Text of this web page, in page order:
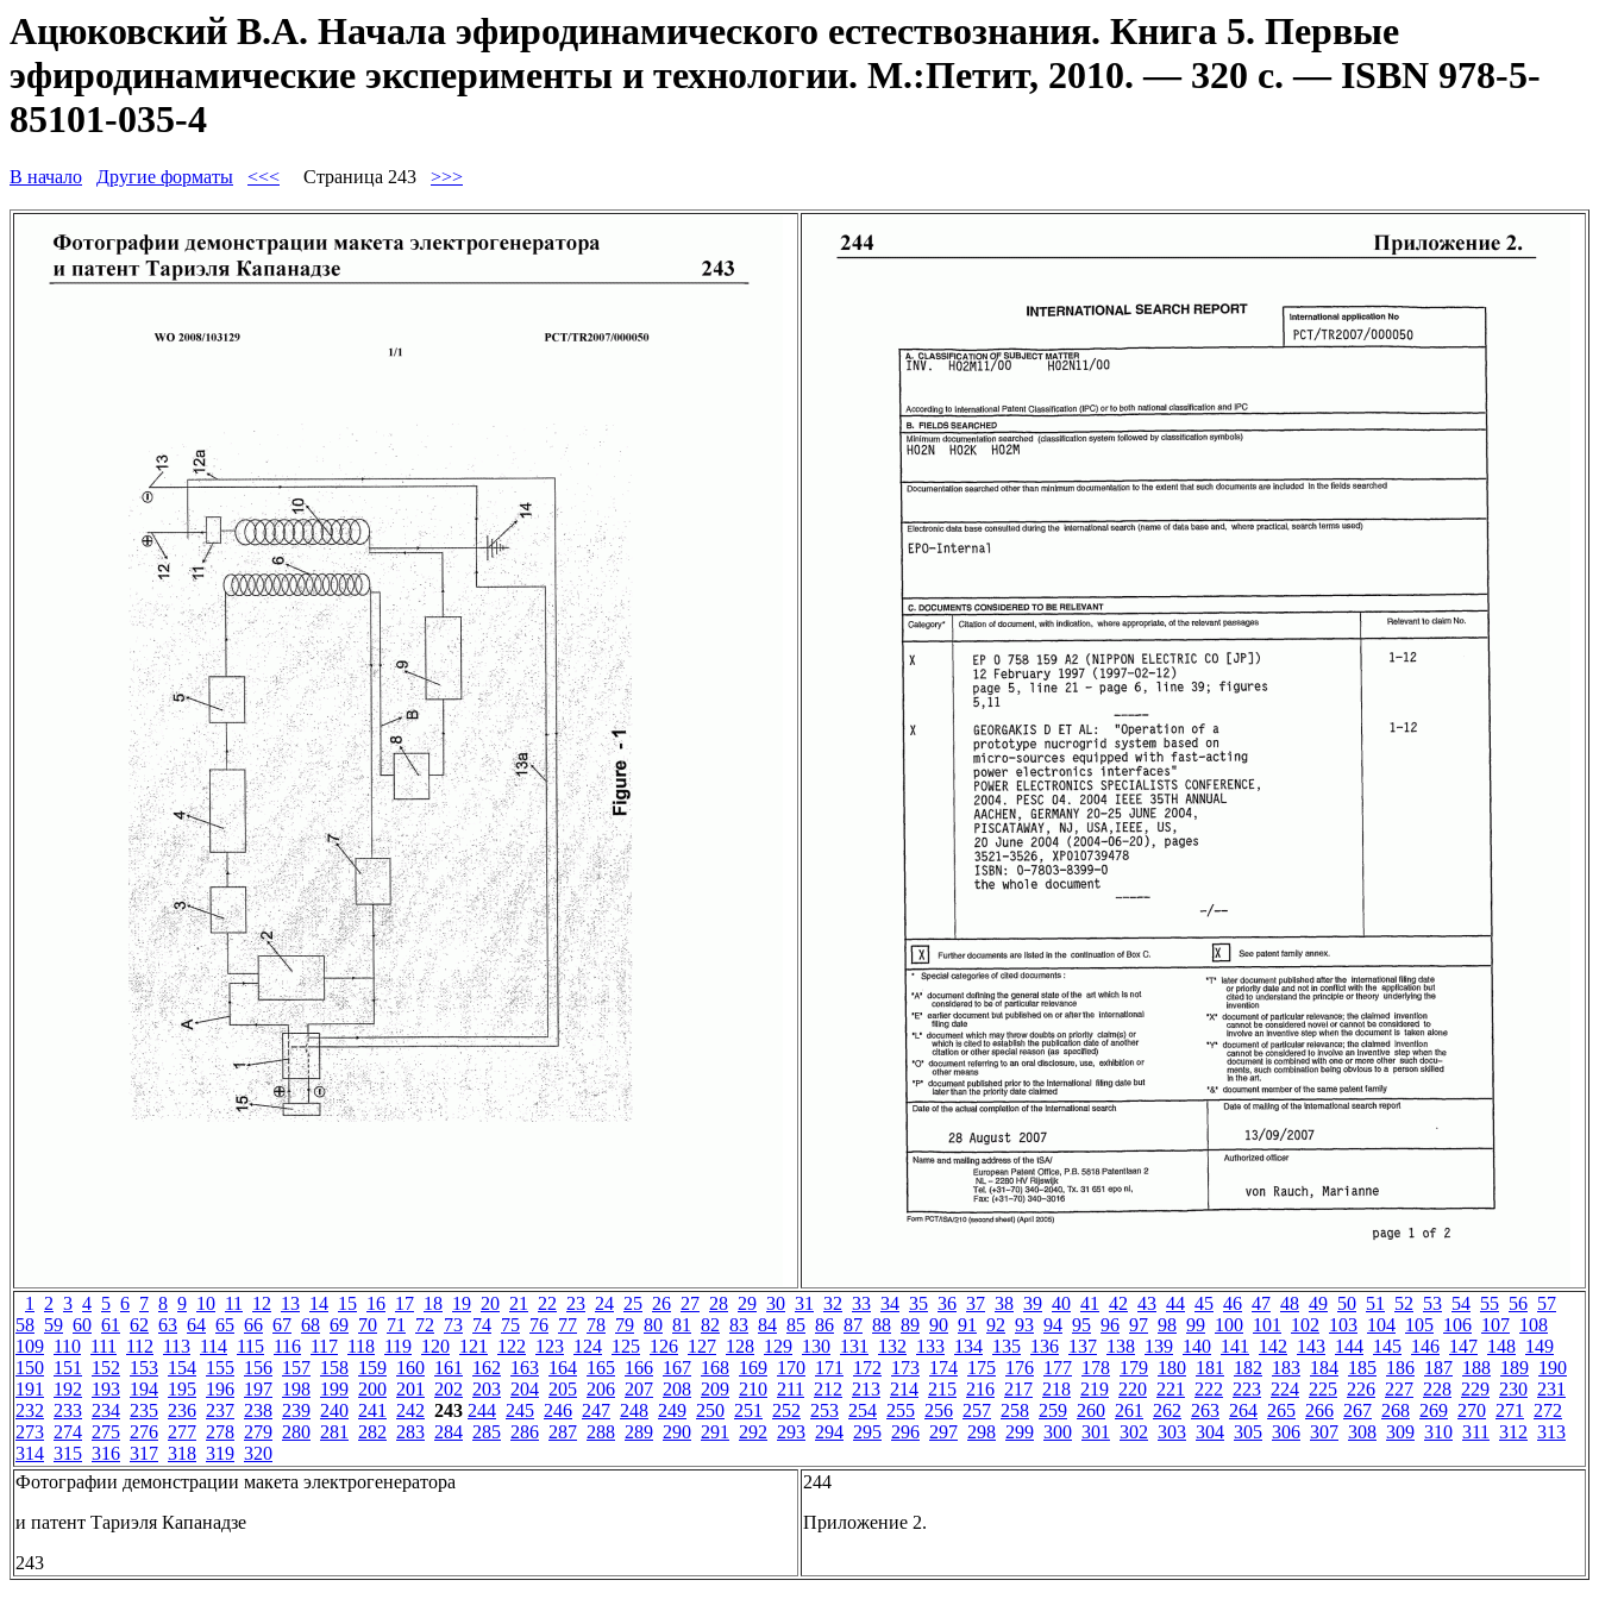
Ацюковский В.А. Начала эфиродинамического естествознания. Книга 5. Первые
эфиродинамические эксперименты и технологии. М.:Петит, 2010. — 320 с. — ISBN 978-5-
85101-035-4
В начало Другие форматы <<< Страница 243 >>>
1 2 3 4 5 6 7 8 9 10 11 12 13 14 15 16 17 18 19 20 21 22 23 24 25 26 27 28 29 30 31 32 33 34 35 36 37 38 39 40 41 42 43 44 45 46 47 48 49 50 51 52 53 54 55 56 57
58 59 60 61 62 63 64 65 66 67 68 69 70 71 72 73 74 75 76 77 78 79 80 81 82 83 84 85 86 87 88 89 90 91 92 93 94 95 96 97 98 99 100 101 102 103 104 105 106 107 108
109 110 111 112 113 114 115 116 117 118 119 120 121 122 123 124 125 126 127 128 129 130 131 132 133 134 135 136 137 138 139 140 141 142 143 144 145 146 147 148 149
150 151 152 153 154 155 156 157 158 159 160 161 162 163 164 165 166 167 168 169 170 171 172 173 174 175 176 177 178 179 180 181 182 183 184 185 186 187 188 189 190
191 192 193 194 195 196 197 198 199 200 201 202 203 204 205 206 207 208 209 210 211 212 213 214 215 216 217 218 219 220 221 222 223 224 225 226 227 228 229 230 231
232 233 234 235 236 237 238 239 240 241 242 243 244 245 246 247 248 249 250 251 252 253 254 255 256 257 258 259 260 261 262 263 264 265 266 267 268 269 270 271 272
273 274 275 276 277 278 279 280 281 282 283 284 285 286 287 288 289 290 291 292 293 294 295 296 297 298 299 300 301 302 303 304 305 306 307 308 309 310 311 312 313
314 315 316 317 318 319 320
Фотографии демонстрации макета электрогенератора
и патент Тариэля Капанадзе
243
244
Приложение 2.